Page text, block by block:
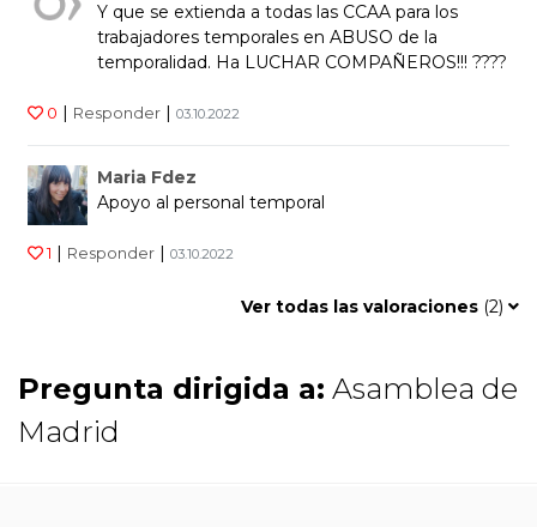
Y que se extienda a todas las CCAA para los
trabajadores temporales en ABUSO de la
temporalidad. Ha LUCHAR COMPAÑEROS!!! ????
0 | Responder | 03.10.2022
Maria Fdez
Apoyo al personal temporal
1 | Responder | 03.10.2022
Ver todas las valoraciones (2)
Pregunta dirigida a: Asamblea de
Madrid